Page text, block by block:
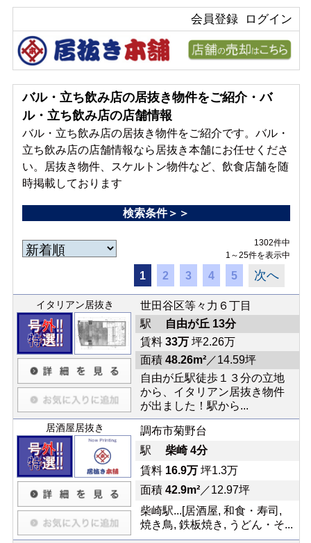
ログイン
会員登録
バル・立ち飲み店の居抜き物件をご紹介・バ
ル・立ち飲み店の店舗情報
バル・立ち飲み店の居抜き物件をご紹介です。バル・
立ち飲み店の店舗情報なら居抜き本舗にお任せくださ
い。居抜き物件、スケルトン物件など、飲食店舗を随
時掲載しております
検索条件＞＞
1302件中
1～25件を表示中
1 2 3 4 5 次へ
イタリアン居抜き
世田谷区等々力６丁目
駅
自由が丘 13分
賃料 33万坪2.26万
面積 48.26m²／14.59坪
自由が丘駅徒歩１３分の立地
から、イタリアン居抜き物件
が出ました！駅から...
居酒屋居抜き
調布市菊野台
駅 柴崎 4分
賃料 16.9万坪1.3万
面積 42.9m²／12.97坪
柴崎駅...[居酒屋, 和食・寿司,
焼き鳥, 鉄板焼き, うどん・そ...